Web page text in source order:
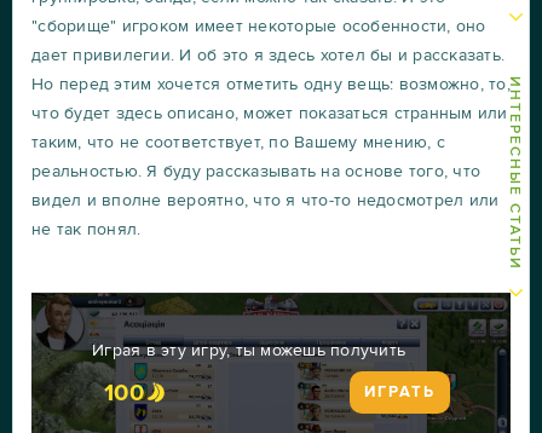
ИНТЕРЕСНЫЕ СТАТЬИ
"сборище" игроком имеет некоторые особенности, оно
дает привилегии. И об это я здесь хотел бы и рассказать.
Но перед этим хочется отметить одну вещь: возможно, то,
что будет здесь описано, может показаться странным или
таким, что не соответствует, по Вашему мнению, с
реальностью. Я буду рассказывать на основе того, что
видел и вполне вероятно, что я что-то недосмотрел или
не так понял.
Играя в эту игру, ты можешь получить
100 ИГРАТЬ